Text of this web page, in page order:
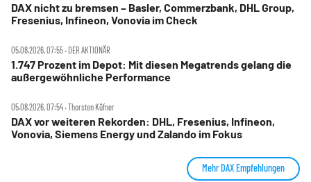
DAX nicht zu bremsen – Basler, Commerzbank, DHL Group,
Fresenius, Infineon, Vonovia im Check
05.08.2026, 07:55 ‧ DER AKTIONÄR
1.747 Prozent im Depot: Mit diesen Megatrends gelang die
außergewöhnliche Performance
05.08.2026, 07:54 ‧ Thorsten Küfner
DAX vor weiteren Rekorden: DHL, Fresenius, Infineon,
Vonovia, Siemens Energy und Zalando im Fokus
Mehr DAX Empfehlungen